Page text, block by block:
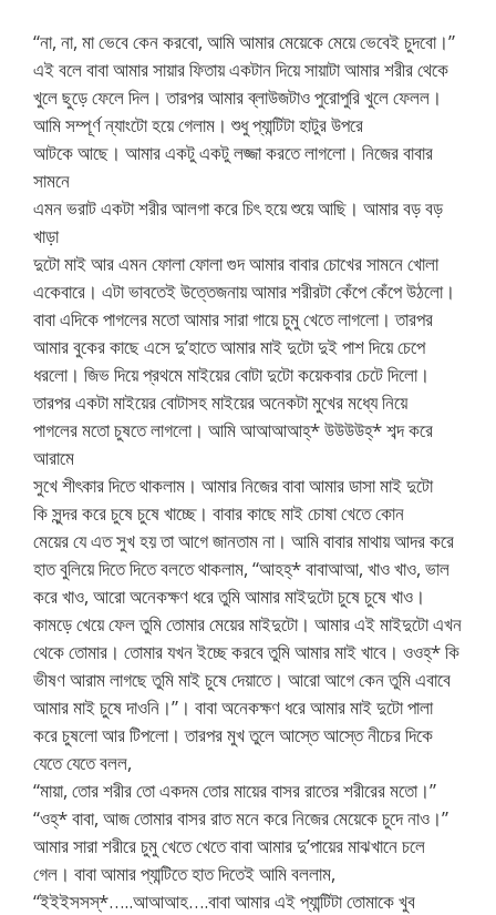
“না, না, মা ভেবে কেন করবো, আমি আমার মেয়েকে মেয়ে ভেবেই চুদবো।”
এই বলে বাবা আমার সায়ার ফিতায় একটান দিয়ে সায়াটা আমার শরীর থেকে
খুলে ছুড়ে ফেলে দিল। তারপর আমার ব্লাউজটাও পুরোপুরি খুলে ফেলল।
আমি সম্পূর্ণ ন্যাংটো হয়ে গেলাম। শুধু প্যান্টিটা হাটুর উপরে
আটকে আছে। আমার একটু একটু লজ্জা করতে লাগলো। নিজের বাবার
সামনে
এমন ভরাট একটা শরীর আলগা করে চিৎ হয়ে শুয়ে আছি। আমার বড় বড়
খাড়া
দুটো মাই আর এমন ফোলা ফোলা গুদ আমার বাবার চোখের সামনে খোলা
একেবারে। এটা ভাবতেই উত্তেজনায় আমার শরীরটা কেঁপে কেঁপে উঠলো।
বাবা এদিকে পাগলের মতো আমার সারা গায়ে চুমু খেতে লাগলো। তারপর
আমার বুকের কাছে এসে দু’হাতে আমার মাই দুটো দুই পাশ দিয়ে চেপে
ধরলো। জিভ দিয়ে প্রথমে মাইয়ের বোটা দুটো কয়েকবার চেটে দিলো।
তারপর একটা মাইয়ের বোটাসহ মাইয়ের অনেকটা মুখের মধ্যে নিয়ে
পাগলের মতো চুষতে লাগলো। আমি আআআআহ্* উউউউহ্* শব্দ করে
আরামে
সুখে শীৎকার দিতে থাকলাম। আমার নিজের বাবা আমার ডাসা মাই দুটো
কি সুন্দর করে চুষে চুষে খাচ্ছে। বাবার কাছে মাই চোষা খেতে কোন
মেয়ের যে এত সুখ হয় তা আগে জানতাম না। আমি বাবার মাথায় আদর করে
হাত বুলিয়ে দিতে দিতে বলতে থাকলাম, “আহহ্* বাবাআআ, খাও খাও, ভাল
করে খাও, আরো অনেকক্ষণ ধরে তুমি আমার মাইদুটো চুষে চুষে খাও।
কামড়ে খেয়ে ফেল তুমি তোমার মেয়ের মাইদুটো। আমার এই মাইদুটো এখন
থেকে তোমার। তোমার যখন ইচ্ছে করবে তুমি আমার মাই খাবে। ওওহ্* কি
ভীষণ আরাম লাগছে তুমি মাই চুষে দেয়াতে। আরো আগে কেন তুমি এবাবে
আমার মাই চুষে দাওনি।”। বাবা অনেকক্ষণ ধরে আমার মাই দুটো পালা
করে চুষলো আর টিপলো। তারপর মুখ তুলে আস্তে আস্তে নীচের দিকে
যেতে যেতে বলল,
“মায়া, তোর শরীর তো একদম তোর মায়ের বাসর রাতের শরীরের মতো।”
“ওহ্* বাবা, আজ তোমার বাসর রাত মনে করে নিজের মেয়েকে চুদে নাও।”
আমার সারা শরীরে চুমু খেতে খেতে বাবা আমার দু’পায়ের মাঝখানে চলে
গেল। বাবা আমার প্যান্টিতে হাত দিতেই আমি বললাম,
“ইইইসসস্*…..আআআহ….বাবা আমার এই প্যান্টিটা তোমাকে খুব